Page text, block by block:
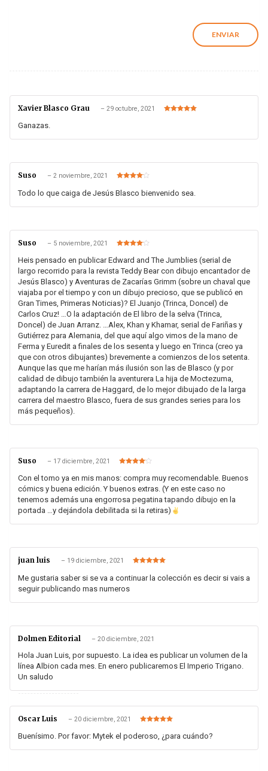
Xavier Blasco Grau – 29 octubre, 2021
Ganazas.
Suso – 2 noviembre, 2021
en4de 5
Todo lo que caiga de Jesús Blasco bienvenido sea.
Suso – 5 noviembre, 2021
en4de 5
Heis pensado en publicar Edward and The Jumblies (serial de
largo recorrido para la revista Teddy Bear con dibujo encantador de
Jesús Blasco) y Aventuras de Zacarías Grimm (sobre un chaval que
viajaba por el tiempo y con un dibujo precioso, que se publicó en
Gran Times, Primeras Noticias)? El Juanjo (Trinca, Doncel) de
Carlos Cruz! …O la adaptación de El libro de la selva (Trinca,
Doncel) de Juan Arranz. …Alex, Khan y Khamar, serial de Fariñas y
Gutiérrez para Alemania, del que aquí algo vimos de la mano de
Ferma y Euredit a finales de los sesenta y luego en Trinca (creo ya
que con otros dibujantes) brevemente a comienzos de los setenta.
Aunque las que me harían más ilusión son las de Blasco (y por
calidad de dibujo también la aventurera La hija de Moctezuma,
adaptando la carrera de Haggard, de lo mejor dibujado de la larga
carrera del maestro Blasco, fuera de sus grandes series para los
más pequeños).
Suso – 17 diciembre, 2021
en4de 5
Con el tomo ya en mis manos: compra muy recomendable. Buenos
cómics y buena edición. Y buenos extras. (Y en este caso no
tenemos además una engorrosa pegatina tapando dibujo en la
portada …y dejándola debilitada si la retiras)
juan luis – 19 diciembre, 2021
de 5
Me gustaria saber si se va a continuar la colección es decir si vais a
seguir publicando mas numeros
Dolmen Editorial – 20 diciembre, 2021
Hola Juan Luis, por supuesto. La idea es publicar un volumen de la
línea Albion cada mes. En enero publicaremos El Imperio Trigano.
Un saludo
Oscar Luis – 20 diciembre, 2021
de 5
Buenísimo. Por favor: Mytek el poderoso, ¿para cuándo?